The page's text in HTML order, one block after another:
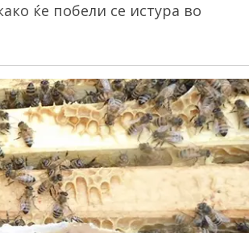
ќе побели се истура во